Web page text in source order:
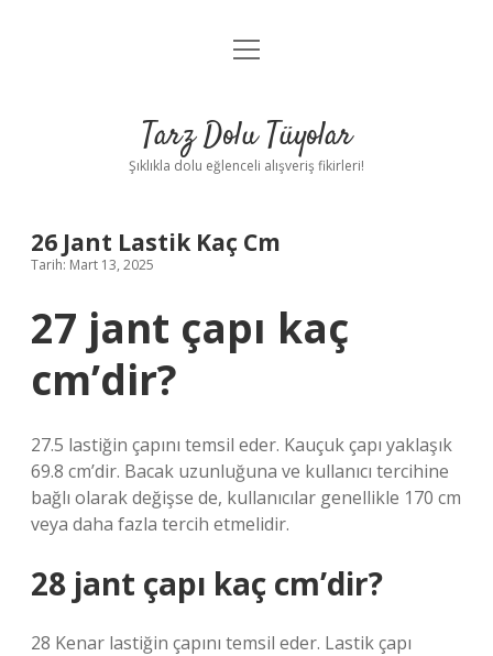
Anasayfa
Yasal Uyarı
menüyü
Tarz Dolu Tüyolar
Şıklıkla dolu eğlenceli alışveriş fikirleri!
26 Jant Lastik Kaç Cm
Tarih: Mart 13, 2025
27 jant çapı kaç
cm’dir?
27.5 lastiğin çapını temsil eder. Kauçuk çapı yaklaşık
69.8 cm’dir. Bacak uzunluğuna ve kullanıcı tercihine
bağlı olarak değişse de, kullanıcılar genellikle 170 cm
veya daha fazla tercih etmelidir.
28 jant çapı kaç cm’dir?
28 Kenar lastiğin çapını temsil eder. Lastik çapı